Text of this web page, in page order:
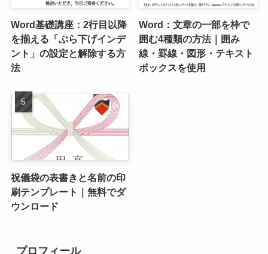
Word基礎講座：2行目以降
を揃える「ぶら下げインデ
ント」の設定と解除する方
法
Word：文章の一部を枠で
囲む4種類の方法｜囲み
線・罫線・図形・テキスト
ボックスを使用
祝儀袋の表書きと名前の印
刷テンプレート｜無料でダ
ウンロード
プロフィール